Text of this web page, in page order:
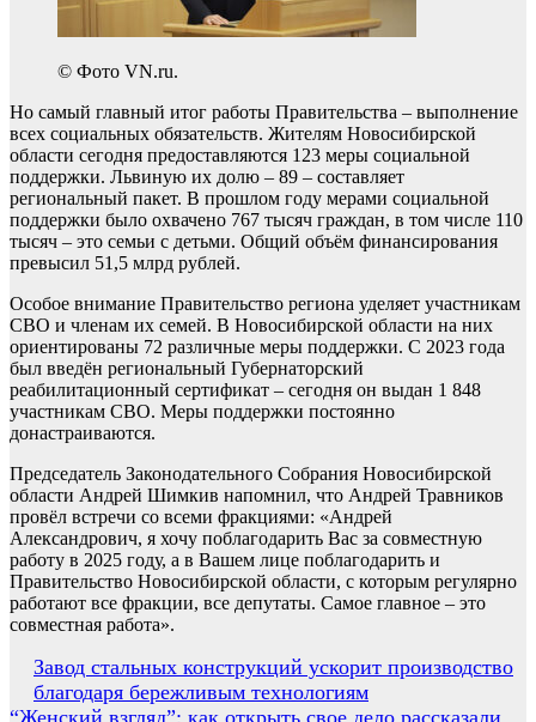
© Фото VN.ru.
Но самый главный итог работы Правительства – выполнение
всех социальных обязательств. Жителям Новосибирской
области сегодня предоставляются 123 меры социальной
поддержки. Львиную их долю – 89 – составляет
региональный пакет. В прошлом году мерами социальной
поддержки было охвачено 767 тысяч граждан, в том числе 110
тысяч – это семьи с детьми. Общий объём финансирования
превысил 51,5 млрд рублей.
Особое внимание Правительство региона уделяет участникам
СВО и членам их семей. В Новосибирской области на них
ориентированы 72 различные меры поддержки. С 2023 года
был введён региональный Губернаторский
реабилитационный сертификат – сегодня он выдан 1 848
участникам СВО. Меры поддержки постоянно
донастраиваются.
Председатель Законодательного Собрания Новосибирской
области Андрей Шимкив напомнил, что Андрей Травников
провёл встречи со всеми фракциями: «Андрей
Александрович, я хочу поблагодарить Вас за совместную
работу в 2025 году, а в Вашем лице поблагодарить и
Правительство Новосибирской области, с которым регулярно
работают все фракции, все депутаты. Самое главное – это
совместная работа».
Навигация
по
Завод стальных конструкций ускорит производство
благодаря бережливым технологиям
“Женский взгляд”: как открыть свое дело рассказали